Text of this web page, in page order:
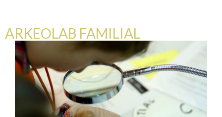
ARKEOLAB FAMILIAL